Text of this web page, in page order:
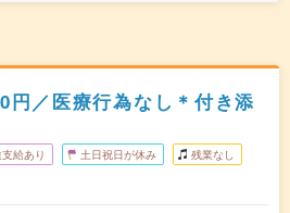
円／医療行為なし＊付き添
給あり 土日祝日が休み 残業なし